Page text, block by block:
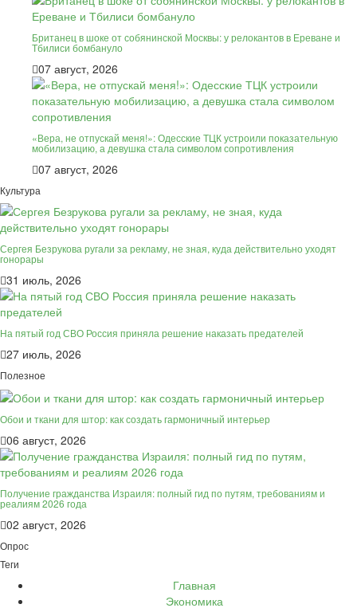
Британец в шоке от собянинской Москвы: у релокантов в Ереване и
Тбилиси бомбануло
07 август, 2026
«Вера, не отпускай меня!»: Одесские ТЦК устроили показательную
мобилизацию, а девушка стала символом сопротивления
07 август, 2026
Культура
Сергея Безрукова ругали за рекламу, не зная, куда действительно уходят
гонорары
31 июль, 2026
На пятый год СВО Россия приняла решение наказать предателей
27 июль, 2026
Полезное
Обои и ткани для штор: как создать гармоничный интерьер
06 август, 2026
Получение гражданства Израиля: полный гид по путям, требованиям и
реалиям 2026 года
02 август, 2026
Опрос
Теги
Главная
Экономика